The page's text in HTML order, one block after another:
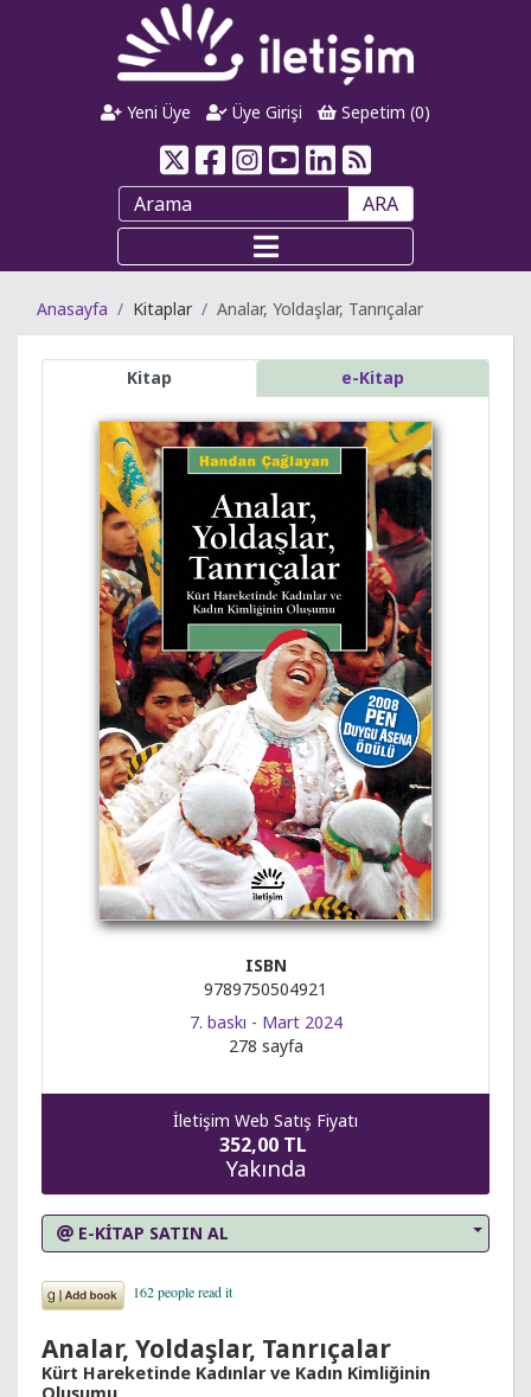
Yeni Üye Üye Girişi Sepetim (0)
ARA
Anasayfa Kitaplar Analar, Yoldaşlar, Tanrıçalar
Kitap e-Kitap
ISBN
9789750504921
7. baskı - Mart 2024
278 sayfa
İletişim Web Satış Fiyatı
352,00 TL
Yakında
E-KİTAP SATIN AL
Analar, Yoldaşlar, Tanrıçalar
Kürt Hareketinde Kadınlar ve Kadın Kimliğinin
Oluşumu